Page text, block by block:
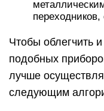
Чтобы облегчить
подобных
лучше
следующим